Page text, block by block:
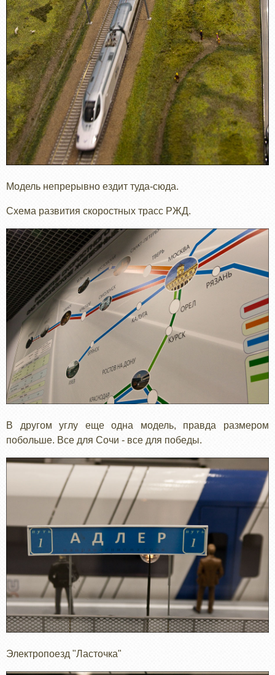
Модель непрерывно ездит туда-сюда.
Схема развития скоростных трасс РЖД.
В другом углу еще одна модель, правда размером
побольше. Все для Сочи - все для победы.
Электропоезд "Ласточка"